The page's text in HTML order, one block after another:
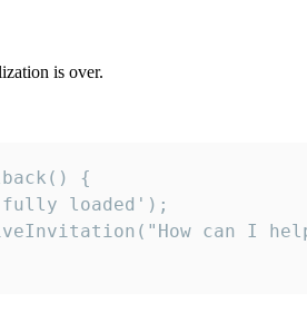
is over.
{
loaded');
can I